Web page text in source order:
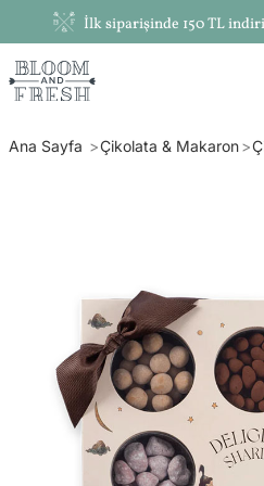
İlk siparişinde 150 TL
Ana Sayfa Çikolata & Makaron